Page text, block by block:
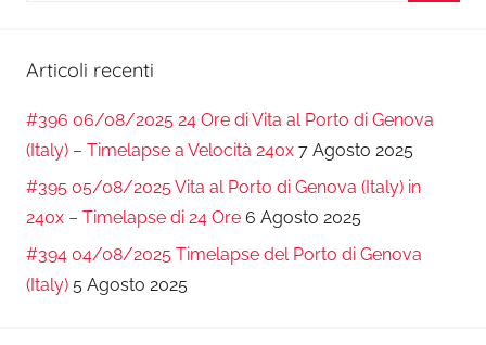
Articoli recenti
#396 06/08/2025 24 Ore di Vita al Porto di Genova
(Italy) – Timelapse a Velocità 240x 7 Agosto 2025
#395 05/08/2025 Vita al Porto di Genova (Italy) in
240x – Timelapse di 24 Ore 6 Agosto 2025
#394 04/08/2025 Timelapse del Porto di Genova
(Italy) 5 Agosto 2025